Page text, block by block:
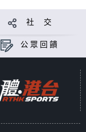
社 交
公眾回饋